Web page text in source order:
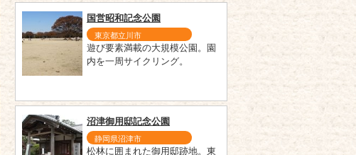
国営昭和記念公園
東京都立川市
遊び要素満載の大規模公園。園
内を一周サイクリング。
沼津御用邸記念公園
静岡県沼津市
松林に囲まれた御用邸跡地。東